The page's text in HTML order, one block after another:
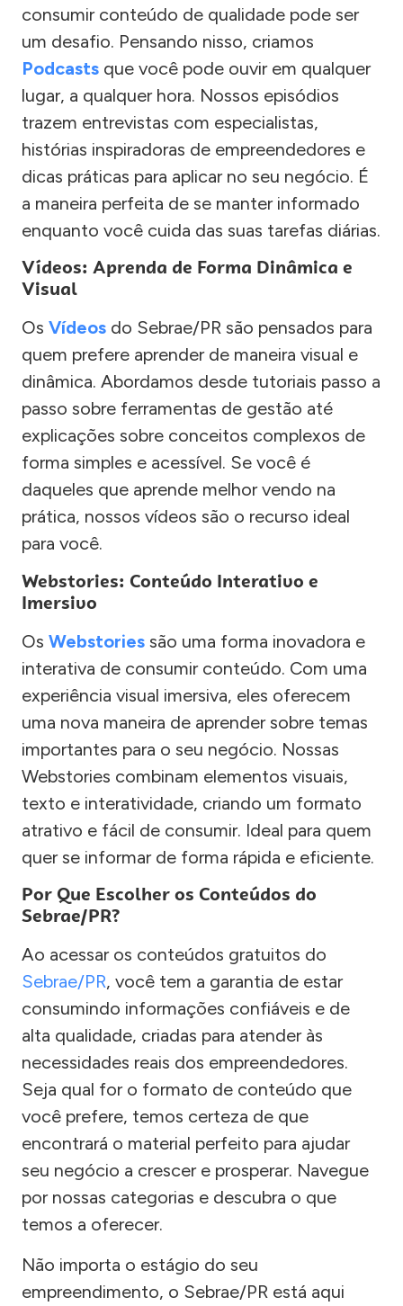
consumir conteúdo de qualidade pode ser
um desafio. Pensando nisso, criamos
Podcasts que você pode ouvir em qualquer
lugar, a qualquer hora. Nossos episódios
trazem entrevistas com especialistas,
histórias inspiradoras de empreendedores e
dicas práticas para aplicar no seu negócio. É
a maneira perfeita de se manter informado
enquanto você cuida das suas tarefas diárias.
Vídeos: Aprenda de Forma Dinâmica e
Visual
Os Vídeos do Sebrae/PR são pensados para
quem prefere aprender de maneira visual e
dinâmica. Abordamos desde tutoriais passo a
passo sobre ferramentas de gestão até
explicações sobre conceitos complexos de
forma simples e acessível. Se você é
daqueles que aprende melhor vendo na
prática, nossos vídeos são o recurso ideal
para você.
Webstories: Conteúdo Interativo e
Imersivo
Os Webstories são uma forma inovadora e
interativa de consumir conteúdo. Com uma
experiência visual imersiva, eles oferecem
uma nova maneira de aprender sobre temas
importantes para o seu negócio. Nossas
Webstories combinam elementos visuais,
texto e interatividade, criando um formato
atrativo e fácil de consumir. Ideal para quem
quer se informar de forma rápida e eficiente.
Por Que Escolher os Conteúdos do
Sebrae/PR?
Ao acessar os conteúdos gratuitos do
Sebrae/PR, você tem a garantia de estar
consumindo informações confiáveis e de
alta qualidade, criadas para atender às
necessidades reais dos empreendedores.
Seja qual for o formato de conteúdo que
você prefere, temos certeza de que
encontrará o material perfeito para ajudar
seu negócio a crescer e prosperar. Navegue
por nossas categorias e descubra o que
temos a oferecer.
Não importa o estágio do seu
empreendimento, o Sebrae/PR está aqui